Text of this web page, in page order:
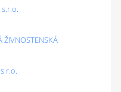
ŽIVNOSTENSKÁ
r.o.